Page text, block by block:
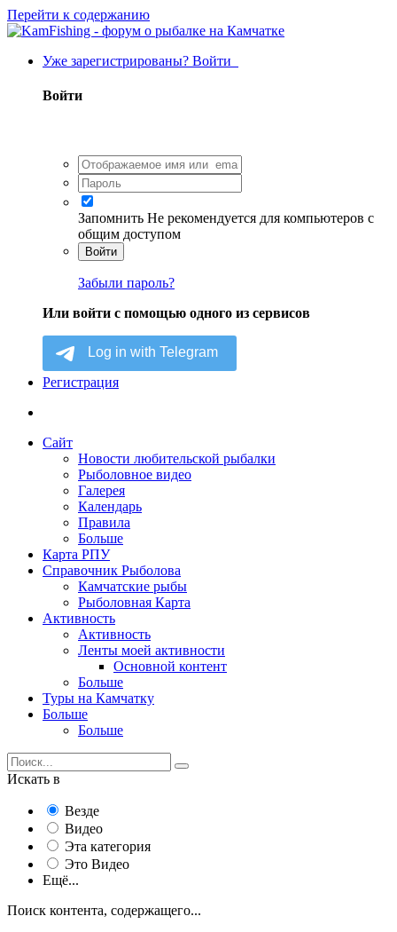
Перейти к содержанию
Уже зарегистрированы? Войти
Войти
Запомнить Не рекомендуется для компьютеров с
общим доступом
Войти
Забыли пароль?
Или войти с помощью одного из сервисов
Регистрация
Сайт
Новости любительской рыбалки
Рыболовное видео
Галерея
Календарь
Правила
Больше
Карта РПУ
Справочник Рыболова
Камчатские рыбы
Рыболовная Карта
Активность
Активность
Ленты моей активности
Основной контент
Больше
Туры на Камчатку
Больше
Больше
Искать в
Везде
Видео
Эта категория
Это Видео
Ещё...
Поиск контента, содержащего...